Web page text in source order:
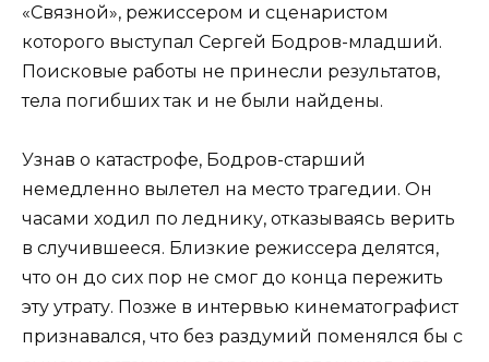
«Связной», режиссером и сценаристом
которого выступал Сергей Бодров-младший.
Поисковые работы не принесли результатов,
тела погибших так и не были найдены.
Узнав о катастрофе, Бодров-старший
немедленно вылетел на место трагедии. Он
часами ходил по леднику, отказываясь верить
в случившееся. Близкие режиссера делятся,
что он до сих пор не смог до конца пережить
эту утрату. Позже в интервью кинематографист
признавался, что без раздумий поменялся бы с